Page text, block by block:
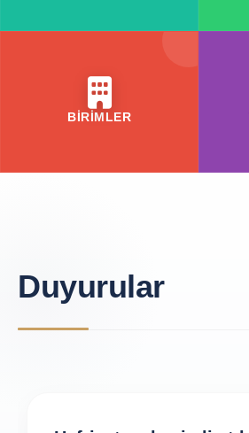
BİRİMLER
Duyurular